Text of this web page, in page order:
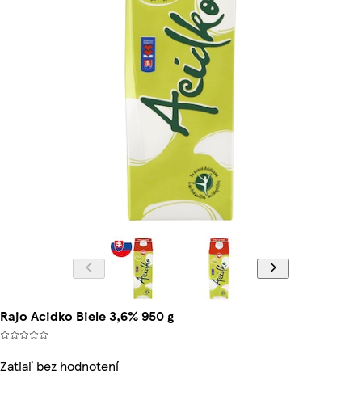
Rajo Acidko Biele 3,6% 950 g
Zatiaľ bez hodnotení